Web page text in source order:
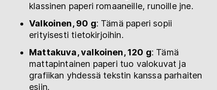
klassinen paperi romaaneille, runoille jne.
Valkoinen, 90 g: Tämä paperi sopii
erityisesti tietokirjoihin.
Mattakuva, valkoinen, 120 g: Tämä
mattapintainen paperi tuo valokuvat ja
grafiikan yhdessä tekstin kanssa parhaiten
esiin.